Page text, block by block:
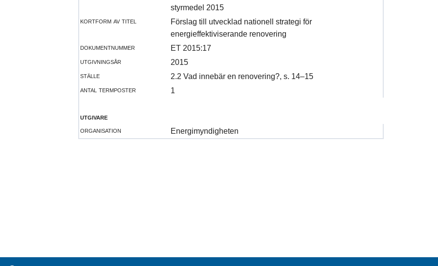
styrmedel 2015
kortform av titel
Förslag till utvecklad nationell strategi för
energieffektiviserande renovering
dokumentnummer
ET 2015:17
utgivningsår
2015
ställe
2.2 Vad innebär en renovering?, s. 14–15
antal termposter
1
utgivare
organisation
Energimyndigheten